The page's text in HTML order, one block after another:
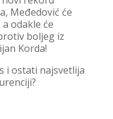
Međedović će
odakle će
boljeg iz
Korda!
i ostati najsvetlija